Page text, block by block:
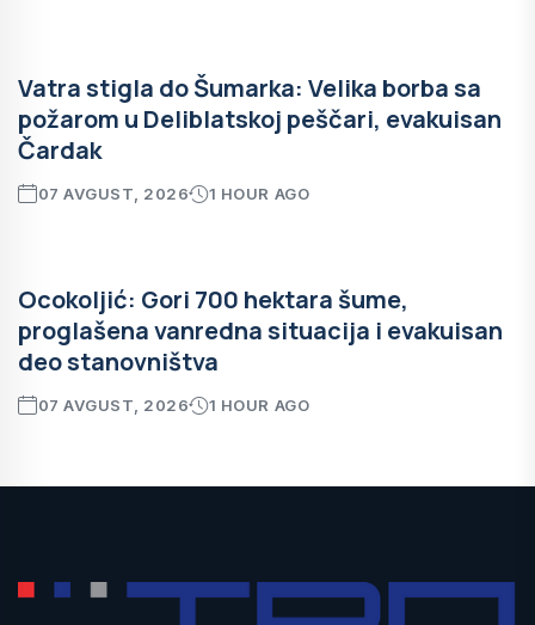
Vatra stigla do Šumarka: Velika borba sa
požarom u Deliblatskoj peščari, evakuisan
Čardak
07 AVGUST, 2026 1 HOUR AGO
Ocokoljić: Gori 700 hektara šume,
proglašena vanredna situacija i evakuisan
deo stanovništva
07 AVGUST, 2026 1 HOUR AGO